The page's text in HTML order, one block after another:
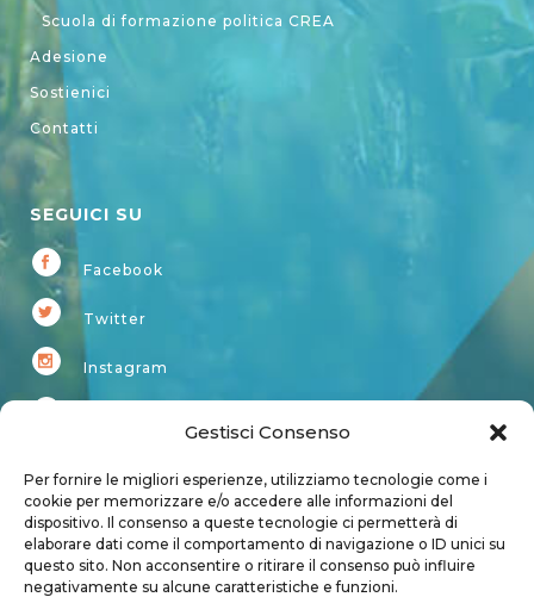
Gestisci Consenso
Per fornire le migliori esperienze, utilizziamo tecnologie come i
cookie per memorizzare e/o accedere alle informazioni del
dispositivo. Il consenso a queste tecnologie ci permetterà di
elaborare dati come il comportamento di navigazione o ID unici su
questo sito. Non acconsentire o ritirare il consenso può influire
negativamente su alcune caratteristiche e funzioni.
Scuola di formazione politica CREA
Adesione
Sostienici
Contatti
SEGUICI SU
Facebook
Twitter
Instagram
Account
Login